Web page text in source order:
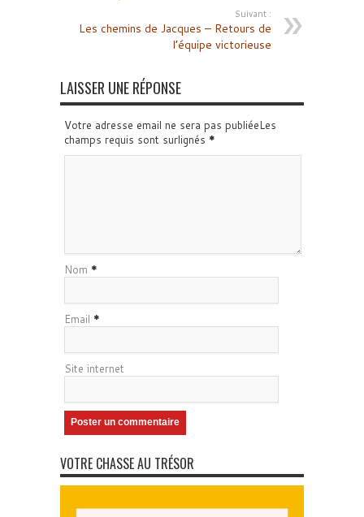
Suivant :
Les chemins de Jacques – Retours de
l’équipe victorieuse
LAISSER UNE RÉPONSE
Votre adresse email ne sera pas publiéeLes
champs requis sont surlignés *
Nom *
Email *
Site internet
VOTRE CHASSE AU TRÉSOR